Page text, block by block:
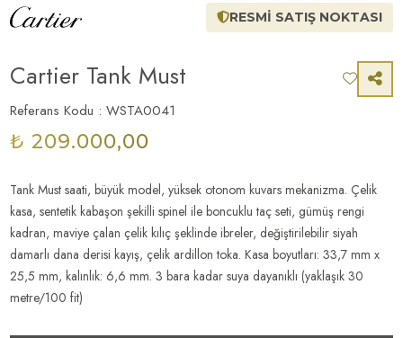
RESMİ SATIŞ NOKTASI
Cartier Tank Must
Referans Kodu : WSTA0041
₺ 209.000,00
Tank Must saati, büyük model, yüksek otonom kuvars mekanizma. Çelik
kasa, sentetik kabaşon şekilli spinel ile boncuklu taç seti, gümüş rengi
kadran, maviye çalan çelik kılıç şeklinde ibreler, değiştirilebilir siyah
damarlı dana derisi kayış, çelik ardillon toka. Kasa boyutları: 33,7 mm x
25,5 mm, kalınlık: 6,6 mm. 3 bara kadar suya dayanıklı (yaklaşık 30
metre/100 fit)